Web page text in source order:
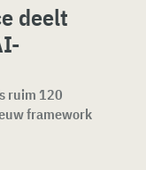
deelt
ruim 120
framework